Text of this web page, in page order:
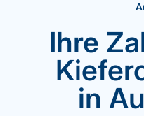
Ihre
in